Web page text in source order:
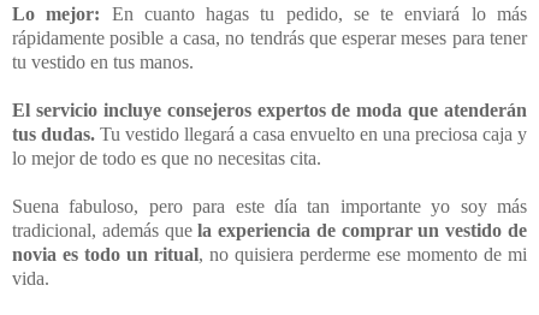
Lo mejor: En cuanto hagas tu pedido, se te enviará lo más
rápidamente posible a casa, no tendrás que esperar meses para tener
tu vestido en tus manos.
El servicio incluye consejeros expertos de moda que atenderán
tus dudas. Tu vestido llegará a casa envuelto en una preciosa caja y
lo mejor de todo es que no necesitas cita.
Suena fabuloso, pero para este día tan importante yo soy más
tradicional, además quela experiencia de comprar un vestido de
novia es todo un ritual, no quisiera perderme ese momento de mi
vida.